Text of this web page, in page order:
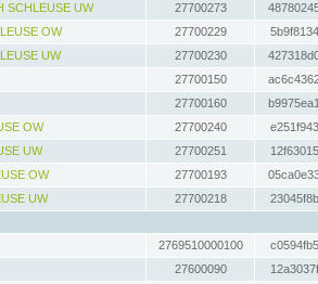
SCHLEUSE UW
27700273
OW
27700229
UW
27700230
27700150
27700160
OW
27700240
UW
27700251
OW
27700193
UW
27700218
2769510000100
27600090